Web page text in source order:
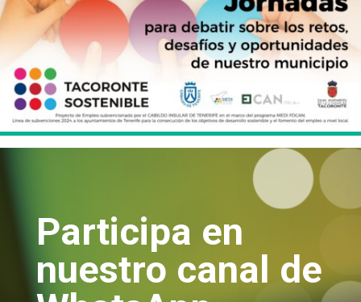
Participa en
nuestro canal de